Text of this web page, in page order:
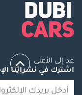
عد إلى الأعلى
اشترك في نشراتنا